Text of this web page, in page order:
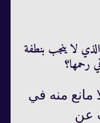
لا ينجب بنطفة
رحمها؟
مانع منه في
عن